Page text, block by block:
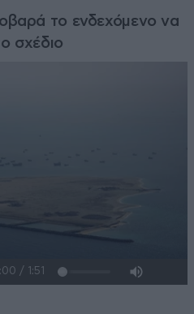
το ενδεχόμενο να
σχέδιο